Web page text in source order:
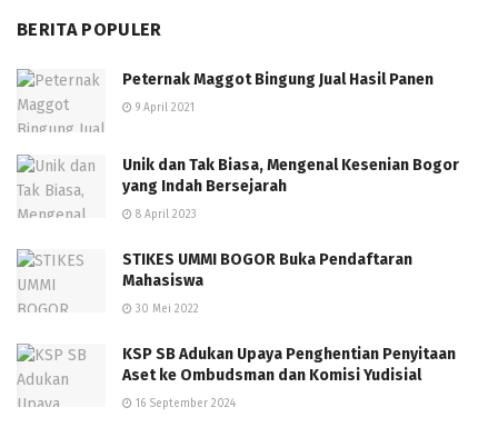
BERITA POPULER
Peternak Maggot Bingung Jual Hasil Panen
9 April 2021
Unik dan Tak Biasa, Mengenal Kesenian Bogor
yang Indah Bersejarah
8 April 2023
STIKES UMMI BOGOR Buka Pendaftaran
Mahasiswa
30 Mei 2022
KSP SB Adukan Upaya Penghentian Penyitaan
Aset ke Ombudsman dan Komisi Yudisial
16 September 2024